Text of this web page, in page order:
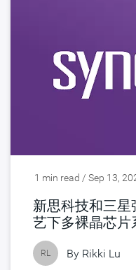
1 min read / Sep 13,
新思科技和三
艺下多裸晶芯片
RL By Rikki Lu